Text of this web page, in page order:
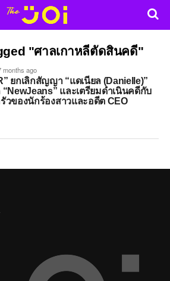
"ศาลเกาหลีตัดสินคดี"
months ago
ยกเลิกสัญญา “แดเนียล (Danielle)”
และเตรียมดำเนินคดีกับ
วของนักร้องสาวและอดีต CEO